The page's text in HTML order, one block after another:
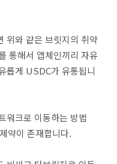
위와 같은 브릿지의 취약
통해서 앱체인끼리 자유
롭게 USDC가 유통됩니
워크로 이동하는 방법
약이 존재합니다.